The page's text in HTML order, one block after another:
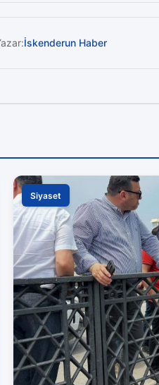
İskenderun Haber
Siyaset